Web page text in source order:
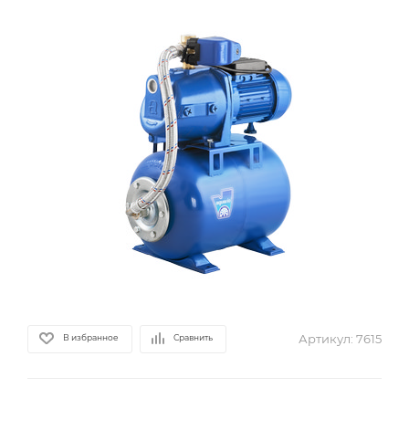
В избранное Сравнить Артикул: 7615